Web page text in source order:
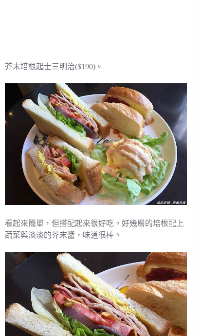
芥末培根起士三明治($190)。
看起來簡單，但搭配起來很好吃。好幾層的培根配上
蔬菜與淡淡的芥末醬，味道很棒。